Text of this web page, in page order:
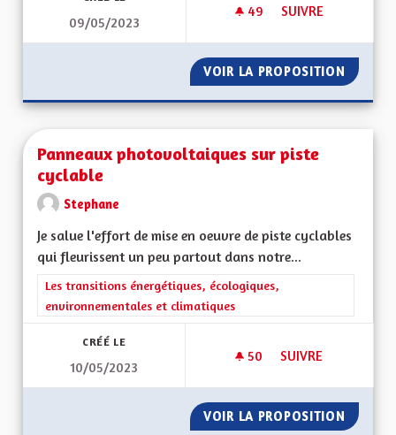
09/05/2023
49 49 ABONNÉS
SUIVRE
VOIR LA PROPOSITION
Panneaux photovoltaiques sur piste
cyclable
Stephane
Je salue l'effort de mise en oeuvre de piste cyclables
qui fleurissent un peu partout dans notre...
Filtrer les résultats de la catégorie : Les transitions
Les transitions énergétiques, écologiques,
environnementales et climatiques
CRÉÉ LE
10/05/2023
50 50 ABONNÉS
SUIVRE
VOIR LA PROPOSITION